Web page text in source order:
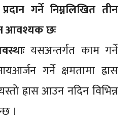
गर्ने निम्नलिखित तीन
आवश्यक छः
यसअन्तर्गत काम गर्ने
गर्ने क्षमतामा ह्रास
ह्रास आउन नदिन विभिन्न
।